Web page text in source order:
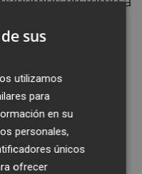
crecimiento
de aire fresco
lastrada por la
español. "En la
esto también
fomenta la
que esto
Breva.
sus
utilizamos
para
en su
personales,
únicos
ofrecer